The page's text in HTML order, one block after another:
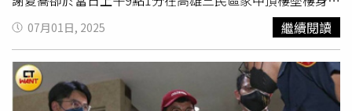
亡。高雄市警局證實，謝女當場四肢骨折、失去生命跡象，
當場死亡，因而未能送醫。彭振聲在等候庭期時接獲親友轉
述，得知妻子墜樓身亡的消息而情緒潰堤，當場在法庭外崩
潰痛哭，哽咽喊道：「我太太知道我今天要開庭，要輕生，
我是冤枉的……」場面令人鼻酸，隨即在法官同意下未參與
07月01日, 2025 繼續閱讀